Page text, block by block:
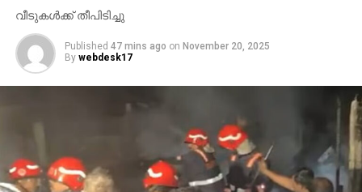
വീടുകള്‍ക്ക് തീപിടിച്ചു
Published 47 mins ago on November 20, 2025
By webdesk17